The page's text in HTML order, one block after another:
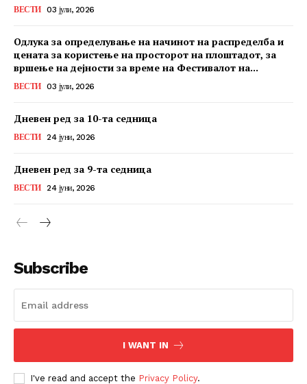
ВЕСТИ 03 јули, 2026
Одлука за определување на начинот на распределба и
цената за користење на просторот на плоштадот, за
вршење на дејности за време на Фестивалот на...
ВЕСТИ 03 јули, 2026
Дневен ред за 10-та седница
ВЕСТИ 24 јуни, 2026
Дневен ред за 9-та седница
ВЕСТИ 24 јуни, 2026
Subscribe
I WANT IN
I've read and accept the Privacy Policy.